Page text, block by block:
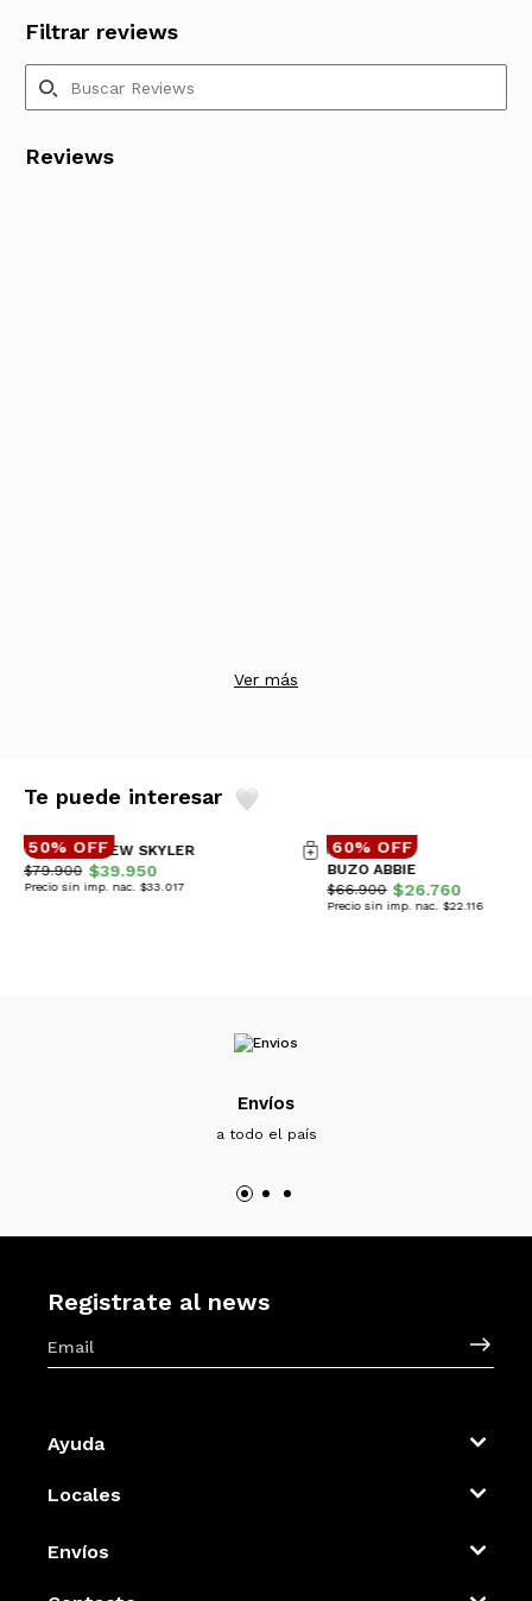
Filtrar reviews
Reviews
Ver más
Te puede interesar
50% OFF
CAMPERA NEW SKYLER
$79.900 $39.950
Precio sin imp. nac. $33.017
60% OFF
BUZO ABBIE
$66.900 $26.760
Precio sin imp. nac. $22.116
Envíos
a todo el país
Registrate al news
Ayuda
Locales
Envíos